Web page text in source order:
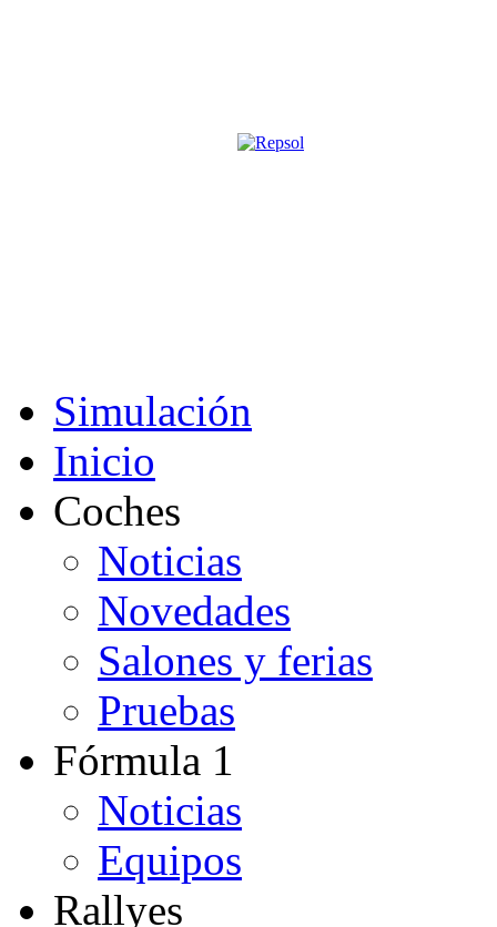
Simulación
Inicio
Coches
Noticias
Novedades
Salones y ferias
Pruebas
Fórmula 1
Noticias
Equipos
Rallyes